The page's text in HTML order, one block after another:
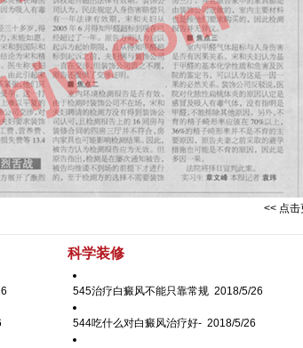
<< 点击
科学装修
545治疗白癜风不能只靠常规2018/5/26
544吃什么对白癜风治疗好-2018/5/26